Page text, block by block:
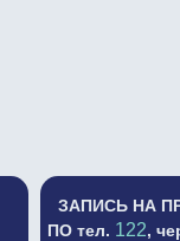
ЗАПИСЬ НА
ПО тел. 122,